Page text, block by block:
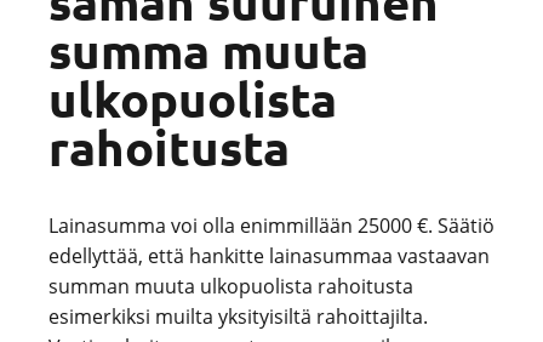
summa muuta
ulkopuolista
rahoitusta
Lainasumma voi olla enimmillään 25000 €. Säätiö
edellyttää, että hankitte lainasummaa vastaavan
summan muuta ulkopuolista rahoitusta
esimerkiksi muilta yksityisiltä rahoittajilta.